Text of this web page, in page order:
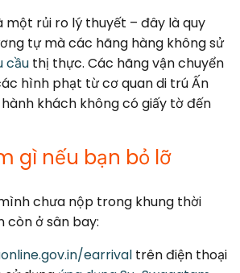
một rủi ro lý thuyết – đây là quy
tự mà các hãng hàng không sử
cầu thị thực. Các hãng vận chuyển
hình phạt từ cơ quan di trú Ấn
khách không có giấy tờ đến
gì nếu bạn bỏ lỡ
chưa nộp trong khung thời
còn ở sân bay:
earrival trên điện thoại